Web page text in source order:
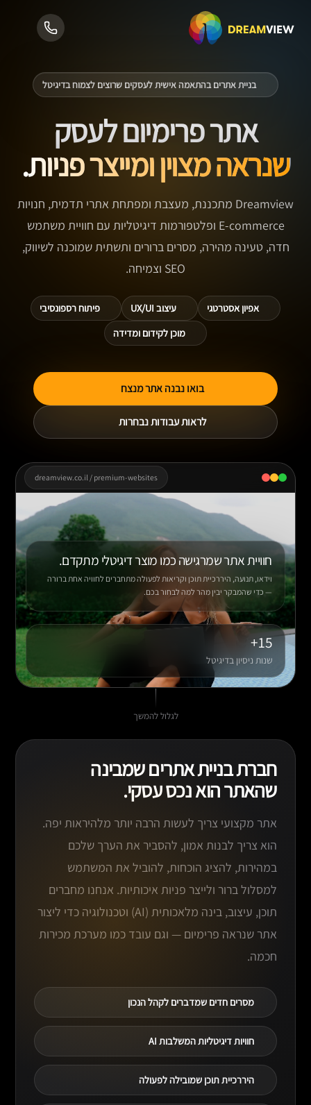
בניית אתרים בהתאמה אישית לעסקים שרוצים לצמוח בדיגיטל
אתר פרימיום לעסק
שנראה מצוין ומייצר פניות.
Dreamview מתכננת, מעצבת ומפתחת אתרי תדמית, חנויות
E-commerce ופלטפורמות דיגיטליות עם חוויית משתמש
חדה, טעינה מהירה, מסרים ברורים ותשתית שמוכנה לשיווק,
SEO וצמיחה.
אפיון אסטרטגי עיצוב UX/UI
פיתוח רספונסיבי
מוכן לקידום ומדידה
בואו נבנה אתר מנצח
לראות עבודות נבחרות
dreamview.co.il / premium-websites
חוויית אתר שמרגישה כמו מוצר דיגיטלי מתקדם.
וידאו, תנועה, היררכיית תוכן וקריאות לפעולה מתחברים לחוויה אחת ברורה
— כדי שהמבקר יבין מהר למה לבחור בכם.
15+
שנות ניסיון בדיגיטל
לגלול להמשך
חברת בניית אתרים שמבינה
שהאתר הוא נכס עסקי.
אתר מקצועי צריך לעשות הרבה יותר מלהיראות יפה.
הוא צריך לבנות אמון, להסביר את הערך שלכם
במהירות, להציג הוכחות, להוביל את המשתמש
למסלול ברור ולייצר פניות איכותיות. אנחנו מחברים
תוכן, עיצוב, בינה מלאכותית (AI) וטכנולוגיה כדי ליצור
אתר שנראה פרימיום — וגם עובד כמו מערכת מכירות
חכמה.
מסרים חדים שמדברים לקהל הנכון
חוויות דיגיטליות המשלבות AI
היררכיית תוכן שמובילה לפעולה